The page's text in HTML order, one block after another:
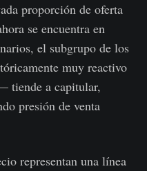
proporción de oferta
se encuentra en
el subgrupo de los
muy reactivo
tiende a capitular,
presión de venta
representan una línea